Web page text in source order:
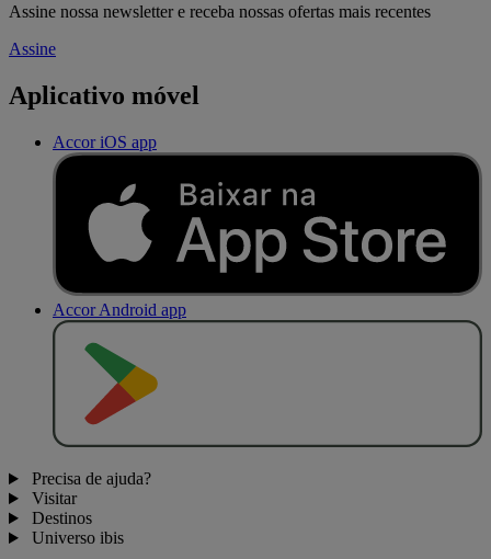
Assine nossa newsletter e receba nossas ofertas mais recentes
Assine
Aplicativo móvel
Accor iOS app
Accor Android app
Precisa de ajuda?
Visitar
Destinos
Universo ibis